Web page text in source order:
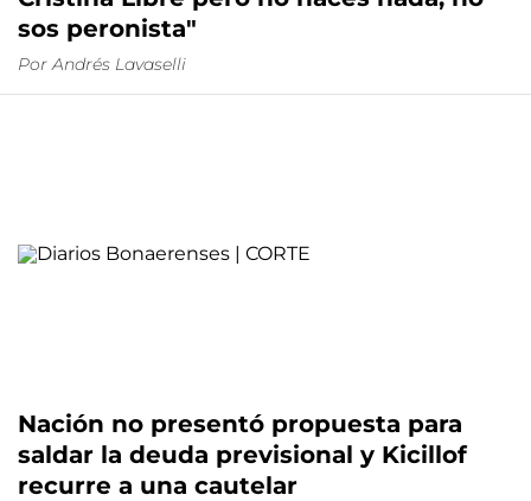
sos peronista"
Por Andrés Lavaselli
Nación no presentó propuesta para
saldar la deuda previsional y Kicillof
recurre a una cautelar